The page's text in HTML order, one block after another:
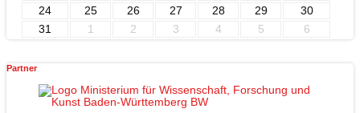
24
25 26 27 28 29
30
31
1 2 3 4 5 6
Partner